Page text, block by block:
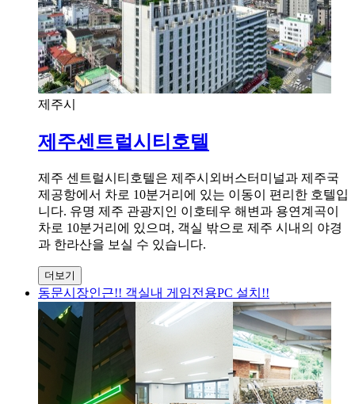
제주시
제주센트럴시티호텔
제주 센트럴시티호텔은 제주시외버스터미널과 제주국
제공항에서 차로 10분거리에 있는 이동이 편리한 호텔입
니다. 유명 제주 관광지인 이호테우 해변과 용연계곡이
차로 10분거리에 있으며, 객실 밖으로 제주 시내의 야경
과 한라산을 보실 수 있습니다.
더보기
동문시장인근!! 객실내 게임전용PC 설치!!